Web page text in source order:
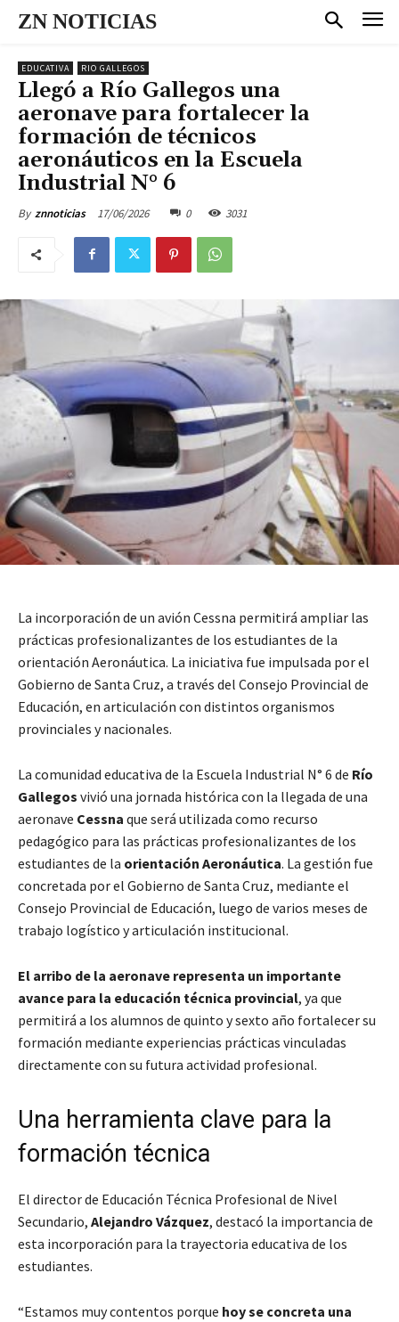
ZN NOTICIAS
EDUCATIVA RIO GALLEGOS
Llegó a Río Gallegos una
aeronave para fortalecer la
formación de técnicos
aeronáuticos en la Escuela
Industrial N° 6
By znnoticias 17/06/2026 0 3031
La incorporación de un avión Cessna permitirá ampliar las
prácticas profesionalizantes de los estudiantes de la
orientación Aeronáutica. La iniciativa fue impulsada por el
Gobierno de Santa Cruz, a través del Consejo Provincial de
Educación, en articulación con distintos organismos
provinciales y nacionales.
La comunidad educativa de la Escuela Industrial N° 6 de Río
Gallegos vivió una jornada histórica con la llegada de una
aeronave Cessna que será utilizada como recurso
pedagógico para las prácticas profesionalizantes de los
estudiantes de la orientación Aeronáutica. La gestión fue
concretada por el Gobierno de Santa Cruz, mediante el
Consejo Provincial de Educación, luego de varios meses de
trabajo logístico y articulación institucional.
El arribo de la aeronave representa un importante
avance para la educación técnica provincial, ya que
permitirá a los alumnos de quinto y sexto año fortalecer su
formación mediante experiencias prácticas vinculadas
directamente con su futura actividad profesional.
Una herramienta clave para la
formación técnica
El director de Educación Técnica Profesional de Nivel
Secundario, Alejandro Vázquez, destacó la importancia de
esta incorporación para la trayectoria educativa de los
estudiantes.
“Estamos muy contentos porque hoy se concreta una